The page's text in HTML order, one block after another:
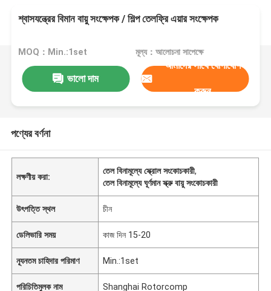
শ্বাসযন্ত্রের বিমান বায়ু সংক্ষেপক / শিল্প তেলফ্রি এয়ার সংক্ষেপক
MOQ：Min.:1set মূল্য：আলোচনা সাপেক্ষে
ভালো দাম
আমাদের সাথে যোগাযোগ
করুন
পণ্যের বর্ণনা
লক্ষণীয় করা:
তেল বিনামূল্যে স্ক্রোল সংকোচকারী,
তেল বিনামূল্যে ঘূর্ণমান স্ক্রু বায়ু সংকোচকারী
উৎপত্তি স্থল চীন
ডেলিভারি সময় কাজ দিন 15-20
ন্যূনতম চাহিদার পরিমাণ Min.:1set
পরিচিতিমুলক নাম Shanghai Rotorcomp